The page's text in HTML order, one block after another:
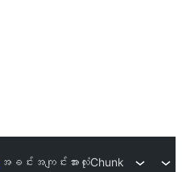
အခင်းအကျင်းအားလုံးChunk